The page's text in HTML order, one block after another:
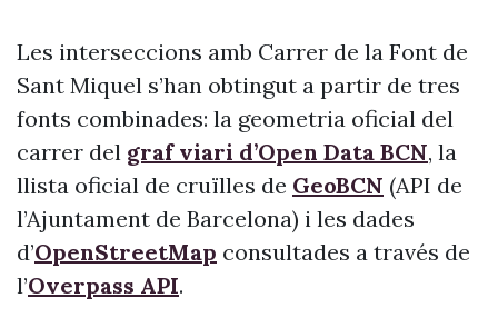
Les interseccions amb Carrer de la Font de
Sant Miquel s’han obtingut a partir de tres
fonts combinades: la geometria oficial del
carrer del graf viari d’Open Data BCN, la
llista oficial de cruïlles de GeoBCN (API de
l’Ajuntament de Barcelona) i les dades
d’OpenStreetMap consultades a través de
l’Overpass API.